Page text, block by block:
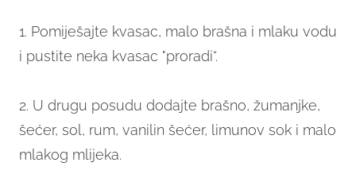
1. Pomiješajte kvasac, malo brašna i mlaku vodu
i pustite neka kvasac "proradi“.
2. U drugu posudu dodajte brašno, žumanjke,
šećer, sol, rum, vanilin šećer, limunov sok i malo
mlakog mlijeka.